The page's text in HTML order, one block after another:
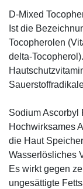
D-Mixed
Ist die
Tocopherolen
delta-
Sodium Ascorbyl
Hochwirksames
die Haut
Wasserlösliches
Es wirkt gegen
ungesättigte